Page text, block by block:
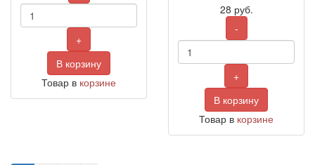
+
В корзину
Товар в корзине
28 руб.
-
+
В корзину
Товар в корзине